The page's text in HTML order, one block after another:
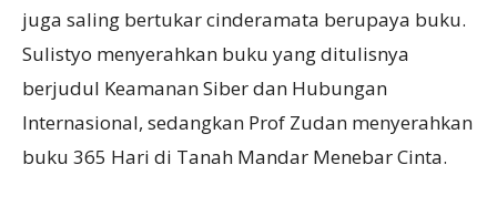
juga saling bertukar cinderamata berupaya buku.
Sulistyo menyerahkan buku yang ditulisnya
berjudul Keamanan Siber dan Hubungan
Internasional, sedangkan Prof Zudan menyerahkan
buku 365 Hari di Tanah Mandar Menebar Cinta.